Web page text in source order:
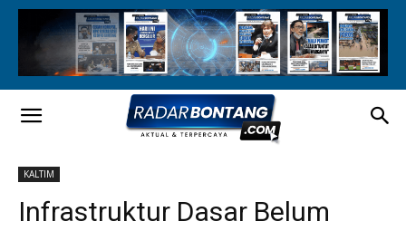
KALTIM
Infrastruktur Dasar Belum